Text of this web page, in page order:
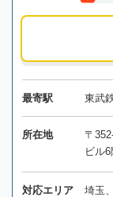
最寄駅 東武
所在地
〒
ビル6
対応エリア 埼玉